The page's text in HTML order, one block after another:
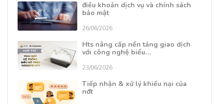
điều khoản dịch vụ và chính sách
bảo mật
26/06/2026
Hts nâng cấp nền tảng giao dịch
với công nghệ biểu…
23/06/2026
Tiếp nhận & xử lý khiếu nại của
nđt